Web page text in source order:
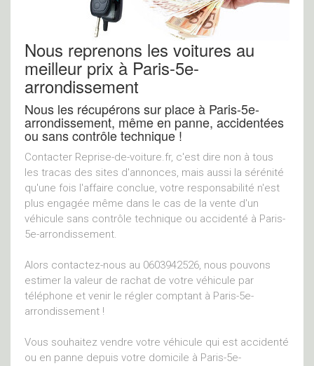
Nous reprenons les voitures au
meilleur prix à Paris-5e-
arrondissement
Nous les récupérons sur place à Paris-5e-
arrondissement, même en panne, accidentées
ou sans contrôle technique !
Contacter Reprise-de-voiture.fr, c'est dire non à tous
les tracas des sites d'annonces, mais aussi la sérénité
qu'une fois l'affaire conclue, votre responsabilité n'est
plus engagée même dans le cas de la vente d'un
véhicule sans contrôle technique ou accidenté à Paris-
5e-arrondissement.
Alors contactez-nous au 0603942526, nous pouvons
estimer la valeur de rachat de votre véhicule par
téléphone et venir le régler comptant à Paris-5e-
arrondissement !
Vous souhaitez vendre votre véhicule qui est accidenté
ou en panne depuis votre domicile à Paris-5e-